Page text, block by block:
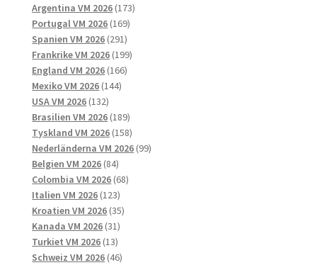
produkter
Argentina VM 2026 173173
Portugal VM 2026 169169
Spanien VM 2026 291291
produkter
Frankrike VM 2026 199199
England VM 2026 166166
Mexiko VM 2026 144144
USA VM 2026 132132
produkter
Brasilien VM 2026 189189
produkter
Tyskland VM 2026 158158
produkter
Nederländerna VM 2026 9999
Belgien VM 2026 8484
produkter
Colombia VM 2026 6868
Italien VM 2026 123123
produkter
Kroatien VM 2026 3535
Kanada VM 2026 3131
produkter
Turkiet VM 2026 1313
produkter
Schweiz VM 2026 4646